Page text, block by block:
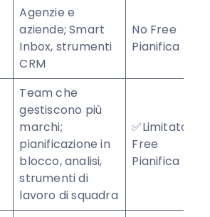
Agenzie e
aziende; Smart
Inbox, strumenti
CRM
No Free
Pianifica
Team che
gestiscono più
marchi;
pianificazione in
blocco, analisi,
strumenti di
lavoro di squadra
✅Limitato
Free
Pianifica